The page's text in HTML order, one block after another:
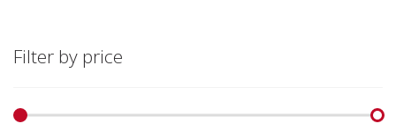
Filter by price